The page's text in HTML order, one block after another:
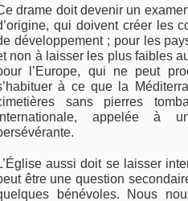
drame doit devenir un
qui doivent créer les
développement ; pour les
non à laisser les plus faibles
l’Europe, qui ne peut
à ce que la
sans pierres
appelée à
aussi doit se laisser
être une question
bénévoles. Nous